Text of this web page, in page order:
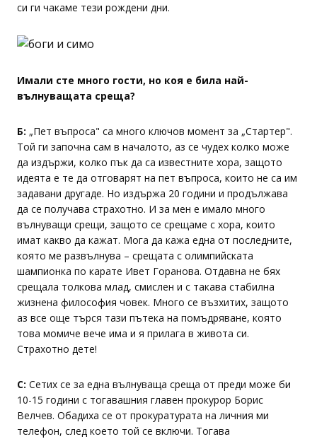
си ги чакаме тези рождени дни.
Имали сте много гости, но коя е била най-
вълнуващата среща?
Б: „Пет въпроса" са много ключов момент за „Стартер".
Той ги започна сам в началото, аз се чудех колко може
да издържи, колко пък да са известните хора, защото
идеята е те да отговарят на пет въпроса, които не са им
задавани другаде. Но издържа 20 години и продължава
да се получава страхотно. И за мен е имало много
вълнуващи срещи, защото се срещаме с хора, които
имат какво да кажат. Мога да кажа една от последните,
която ме развълнува – срещата с олимпийската
шампионка по карате Ивет Горанова. Отдавна не бях
срещала толкова млад, смислен и с такава стабилна
жизнена философия човек. Много се възхитих, защото
аз все още търся тази пътека на помъдряване, която
това момиче вече има и я прилага в живота си.
Страхотно дете!
С: Сетих се за една вълнуваща среща от преди може би
10-15 години с тогавашния главен прокурор Борис
Велчев. Обадиха се от прокуратурата на личния ми
телефон, след което той се включи. Тогава